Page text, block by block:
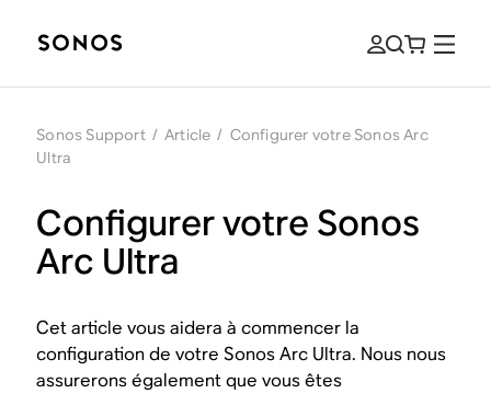
Sonos Support / Article / Configurer votre Sonos Arc
Ultra
Configurer votre Sonos
Arc Ultra
Cet article vous aidera à commencer la
configuration de votre Sonos Arc Ultra. Nous nous
assurerons également que vous êtes